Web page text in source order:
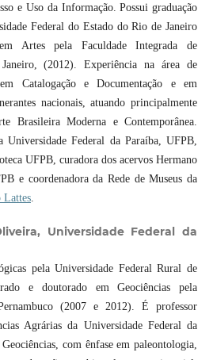
e Uso da Informação. Possui graduação
Federal do Estado do Rio de Janeiro
Artes pela Faculdade Integrada de
(2012). Experiência na área de
Catalogação e Documentação e em
nacionais, atuando principalmente
Brasileira Moderna e Contemporânea.
Universidade Federal da Paraíba, UFPB,
UFPB, curadora dos acervos Hermano
e coordenadora da Rede de Museus da
Lattes.
Universidade Federal da
pela Universidade Federal Rural de
e doutorado em Geociências pela
(2007 e 2012). É professor
Agrárias da Universidade Federal da
com ênfase em paleontologia,